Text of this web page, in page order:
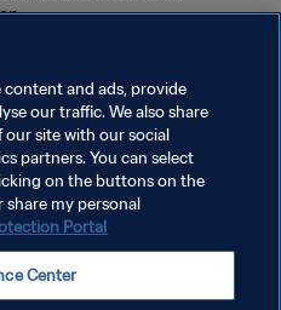
content and ads, provide
our traffic. We also share
site with our social
partners. You can select
on the buttons on the
share my personal
Portal
Center